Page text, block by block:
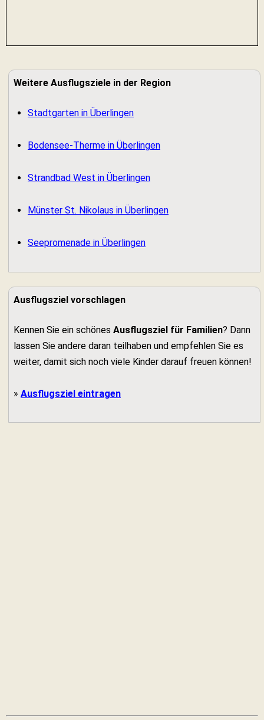
Weitere Ausflugsziele in der Region
Stadtgarten in Überlingen
Bodensee-Therme in Überlingen
Strandbad West in Überlingen
Münster St. Nikolaus in Überlingen
Seepromenade in Überlingen
Ausflugsziel vorschlagen
Kennen Sie ein schönes Ausflugsziel für Familien? Dann
lassen Sie andere daran teilhaben und empfehlen Sie es
weiter, damit sich noch viele Kinder darauf freuen können!
» Ausflugsziel eintragen